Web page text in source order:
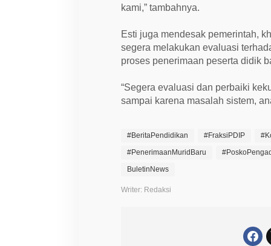
kami,” tambahnya.
Esti juga mendesak pemerintah,
segera melakukan evaluasi
proses penerimaan peserta didik
“Segera evaluasi dan perbaiki
sampai karena masalah sistem,
#BeritaPendidikan #FraksiPDIP
#PenerimaanMuridBaru
BuletinNews
Writer: Redaksi